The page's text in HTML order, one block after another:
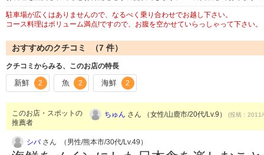
駐車場が広くはありませんので、なるべく乗り合わせでお越し下さい。
コース料理はボリューム満点!ですので、お腹を空かせていらっしゃって下さい。
おすすめのクチコミ （7 件）
クチコミからみる、このお店の特長
新鮮 2 魚 2 海鮮 2
このお店・スポットの
推薦者
ちゅん さん （女性/山鹿市/20代/Lv.9） (投稿：
シバさん （男性/熊本市/30代/Lv.49）